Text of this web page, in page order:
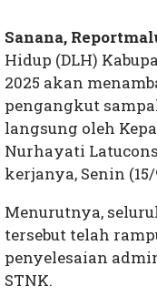
Sanana,
Hidup (DLH)
2025 akan
pengangkut
langsung oleh
Nurhayati
kerjanya, Senin
Menurutnya,
tersebut telah
penyelesaian
STNK.